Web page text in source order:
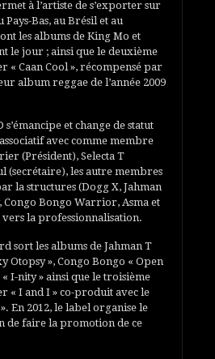
à l’artiste de s’exporter sur
Pays-Bas, au Brésil et au
les albums de King Mo et
le jour ; ainsi que le deuxième
« Caan Cool », récompensé par
album reggae de l’année 2009
s’émancipe et change de statut
avec comme membre
(Président), Selecta T
(secrétaire), les autre membres
la structures (Dogg X, Jahman
Congo Bongo Warrior, Asma et
vers la professionnalisation.
sort les albums de Jahman T
Otopsy », Congo Bongo « Open
I-nity » ainsi que le troisième
« I and I » co-produit avec le
En 2012, le label organise le
de faire la promotion de ce